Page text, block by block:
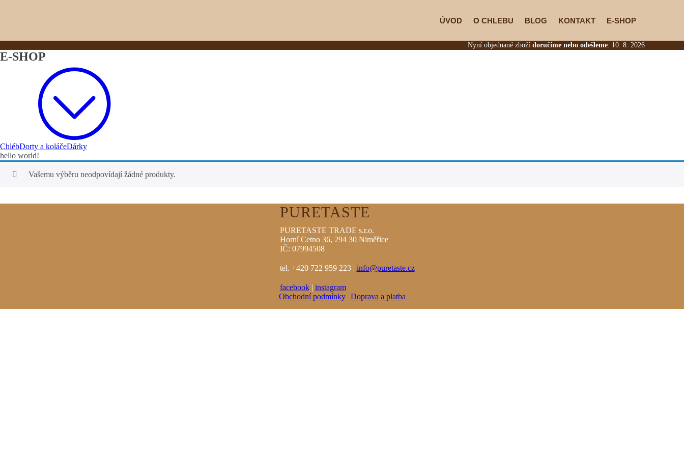
ÚVOD O CHLEBU BLOG KONTAKT E-SHOP
Nyní objednané zboží doručíme nebo odešleme: 10. 8. 2026
E-SHOP
ChlébDorty a koláčeDárky
hello world!
Vašemu výběru neodpovídají žádné produkty.
PURETASTE
PURETASTE TRADE s.r.o.
Horní Cetno 36, 294 30 Niměřice
IČ: 07994508
tel. +420 722 959 223 | info@puretaste.cz
facebook| instagram
Obchodní podmínky
Doprava a platba